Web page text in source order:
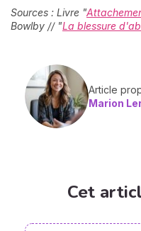
Sources : Livre "
Bowlby // "La blessure
Article
Marion
Cet